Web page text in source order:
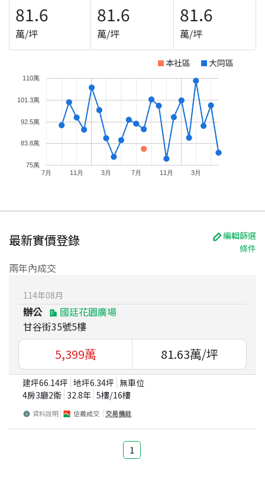
81.6
萬/坪
81.6
萬/坪
81.6
萬/坪
本社區 大同區
7月 11月 3月 7月 11月 3月
75萬
83.8萬
92.5萬
101.3萬
110萬
最新實價登錄
編輯篩選
條件
兩年內成交
114年08月
辦公
國廷花園廣場
甘谷街35號5樓
5,399萬 81.63萬/坪
建坪66.14坪 地坪6.34坪 無車位
4房3廳2衛 32.8年 5樓/16樓
資料說明 信義成交 交易備註
1